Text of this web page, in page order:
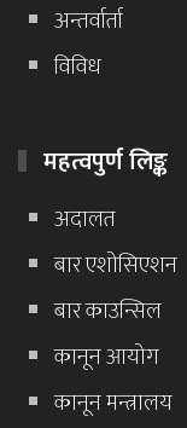
अन्तर्वार्ता
विविध
महत्वपुर्ण लिङ्क
अदालत
बार एशोसिएशन
बार काउन्सिल
कानून आयोग
कानून मन्त्रालय